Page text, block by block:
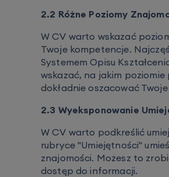
2.2 Różne Poziomy
W CV warto wskazać
Twoje kompetencje.
Systemem Opisu
wskazać, na jakim
dokładnie oszacować
2.3 Wyeksponowanie
W CV warto podkreślić
rubryce "Umiejętności"
znajomości. Możesz to
dostęp do informacji.